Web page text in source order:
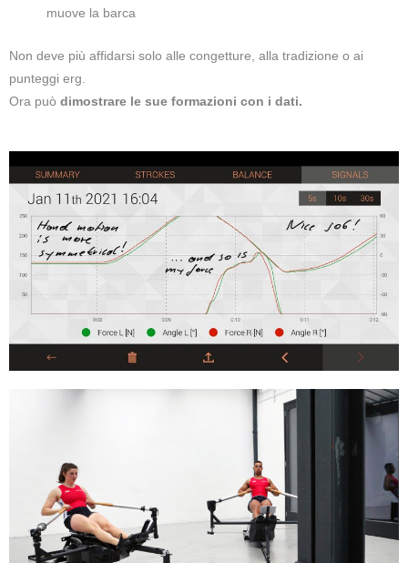
muove la barca
Non deve più affidarsi solo alle congetture, alla tradizione o ai
punteggi erg.
Ora può dimostrare le sue formazioni con i dati.